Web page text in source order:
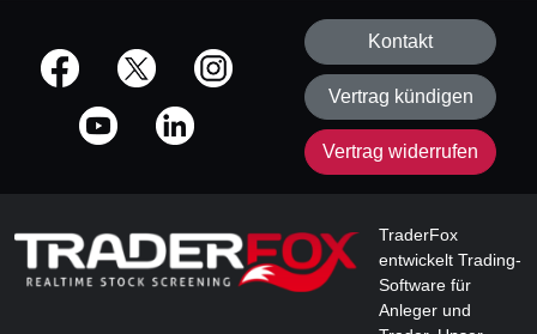
offizielle Social Media-Accounts
Kontakt
Vertrag kündigen
Vertrag widerrufen
TraderFox
entwickelt Trading-
Software für
Anleger und